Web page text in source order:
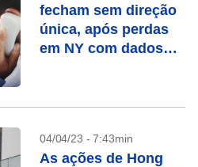
fecham sem direção
única, após perdas
em NY com dados
04/04/23 - 7:43min
As ações de Hong